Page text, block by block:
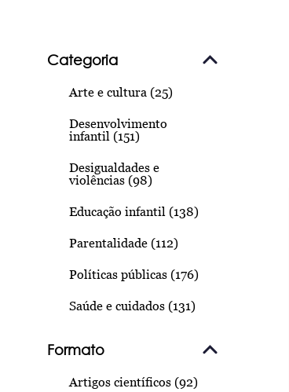
Categoria
Arte e cultura (25)
Desenvolvimento
infantil (151)
Desigualdades e
violências (98)
Educação infantil (138)
Parentalidade (112)
Políticas públicas (176)
Saúde e cuidados (131)
Formato
Artigos científicos (92)